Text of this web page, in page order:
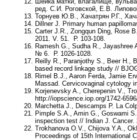
ред. С.И. Роговской, Е.В.
Торнуев Ю.В., Хачатрян Р.Г.,
Dillner J.
Primary human
Carter J.R., Zongqun Ding, Rose
2011. V. 51. Р. 103-108.
Ramesh G., Sudha R., Jayashree
№ 6. Р. 1026-1028.
Reilly R., Paranjothy S., Beer H.,
based record linkage study //
Rimel B.J., Aaron Ferda, Jamie
Massad . Cervicovaginal cytology
Korjenevsky A., Cherepenin V.,
http://iopscience.iop.org/1742-
Marchetta J., Descamps P. La
Pimple S.A., Amin G., Goswami
inspection test // Indian J.
Trokhanova O.V., Chijova Y.A.,
Proceedings of 15th International